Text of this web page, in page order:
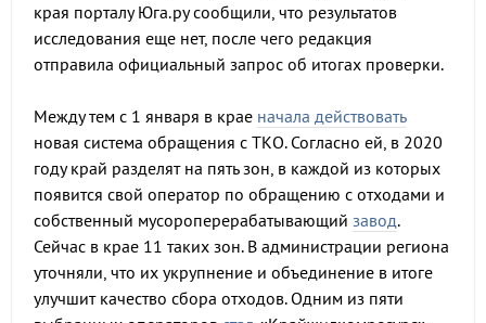
края порталу Юга.ру сообщили, что результатов
исследования еще нет, после чего редакция
отправила официальный запрос об итогах проверки.
Между тем с 1 января в крае начала действовать
новая система обращения с ТКО. Согласно ей, в 2020
году край разделят на пять зон, в каждой из которых
появится свой оператор по обращению с отходами и
собственный мусороперерабатывающий завод.
Сейчас в крае 11 таких зон. В администрации региона
уточняли, что их укрупнение и объединение в итоге
улучшит качество сбора отходов. Одним из пяти